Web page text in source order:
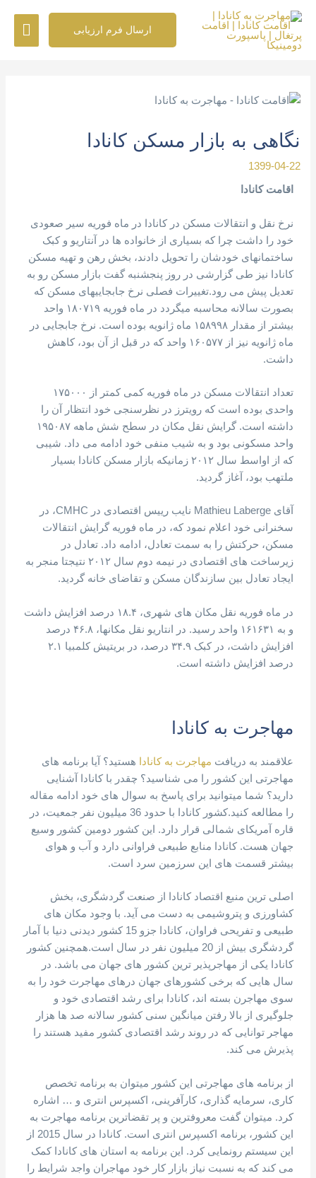
محتوا
ارسال فرم ارزیابی
نگاهی به بازار مسکن کانادا
1399-04-22
اقامت کانادا
نرخ نقل و انتقالات مسکن در کانادا در ماه فوریه سیر صعودی
خود را داشت چرا که بسیاری از خانواده ها در آنتاریو و کبک
ساختمانهای خودشان را تحویل دادند، بخش رهن و تهیه مسکن
کانادا نیز طی گزارشی در روز پنجشنبه گفت بازار مسکن رو به
تعدیل پیش می رود.تغییرات فصلی نرخ جابجاییهای مسکن که
بصورت سالانه محاسبه میگردد در ماه فوریه ۱۸۰۷۱۹ واحد
بیشتر از مقدار ۱۵۸۹۹۸ ماه ژانویه بوده است. نرخ جابجایی در
ماه ژانویه نیز از ۱۶۰۵۷۷ واحد که در قبل از آن بود، کاهش
داشت.
تعداد انتقالات مسکن در ماه فوریه کمی کمتر از ۱۷۵۰۰۰
واحدی بوده است که رویترز در نظرسنجی خود انتظار آن را
داشته است. گرایش نقل مکان در سطح شش ماهه ۱۹۵۰۸۷
واحد مسکونی بود و به شیب منفی خود ادامه می داد. شیبی
که از اواسط سال ۲۰۱۲ زمانیکه بازار مسکن کانادا بسیار
ملتهب بود، آغاز گردید.
آقای Mathieu Laberge نایب رییس اقتصادی در CMHC، در
سخنرانی خود اعلام نمود که، در ماه فوریه گرایش انتقالات
مسکن، حرکتش را به سمت تعادل، ادامه داد. تعادل در
زیرساخت های اقتصادی در نیمه دوم سال ۲۰۱۲ نتیجتا منجر به
ایجاد تعادل بین سازندگان مسکن و تقاضای خانه گردید.
در ماه فوریه نقل مکان های شهری، ۱۸.۴ درصد افزایش داشت
و به ۱۶۱۶۳۱ واحد رسید. در انتاریو نقل مکانها، ۴۶.۸ درصد
افزایش داشت، در کبک ۳۴.۹ درصد، در بریتیش کلمبیا ۲.۱
درصد افزایش داشته است.
مهاجرت به کانادا
علاقمند به دریافت مهاجرت به کانادا
هستید؟ آیا برنامه های
مهاجرتی این کشور را می شناسید؟ چقدر با کانادا آشنایی
دارید؟ شما میتوانید برای پاسخ به سوال های خود ادامه مقاله
را مطالعه کنید.کشور کانادا با حدود 36 میلیون نفر جمعیت، در
قاره آمریکای شمالی قرار دارد. این کشور دومین کشور وسیع
جهان هست. کانادا منابع طبیعی فراوانی دارد و آب و هوای
بیشتر قسمت های این سرزمین سرد است.
اصلی ترین منبع اقتصاد کانادا از صنعت گردشگری، بخش
کشاورزی و پتروشیمی به دست می آید. با وجود مکان های
طبیعی و تفریحی فراوان، کانادا جزو 15 کشور دیدنی دنیا با آمار
گردشگری بیش از 20 میلیون نفر در سال است.همچنین کشور
کانادا یکی از مهاجرپذیر ترین کشور های جهان می باشد. در
سال هایی که برخی کشورهای جهان درهای مهاجرت خود را به
سوی مهاجرن بسته اند، کانادا برای رشد اقتصادی خود و
جلوگیری از بالا رفتن میانگین سنی کشور سالانه صد ها هزار
مهاجر توانایی که در روند رشد اقتصادی کشور مفید هستند را
پذیرش می کند.
از برنامه های مهاجرتی این کشور میتوان به برنامه تخصص
کاری، سرمایه گذاری، کارآفرینی، اکسپرس انتری و … اشاره
کرد. میتوان گفت معروفترین و پر تقضاترین برنامه مهاجرت به
این کشور، برنامه اکسپرس انتری است. کانادا در سال 2015 از
این سیستم رونمایی کرد. این برنامه به استان های کانادا کمک
می کند که به نسبت نیاز بازار کار خود مهاجران واجد شرایط را